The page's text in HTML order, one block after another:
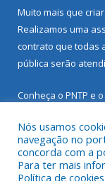
Muito mais que
Realizamos uma
contrato que todas
pública serão
Conheça o PNTP e o
Todos os direitos
Nós usamos
navegação no
concorda com a
Para ter mais
Política de